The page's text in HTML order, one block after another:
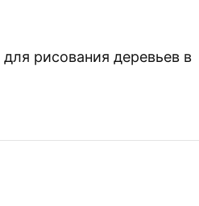
рисования деревьев в